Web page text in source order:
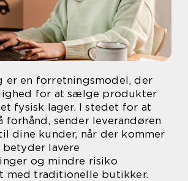
er en forretningsmodel, der
for at sælge produkter
fysisk lager. I stedet for at
forhånd, sender leverandøren
dine kunder, når der kommer
lavere
og mindre risiko
med traditionelle butikker.